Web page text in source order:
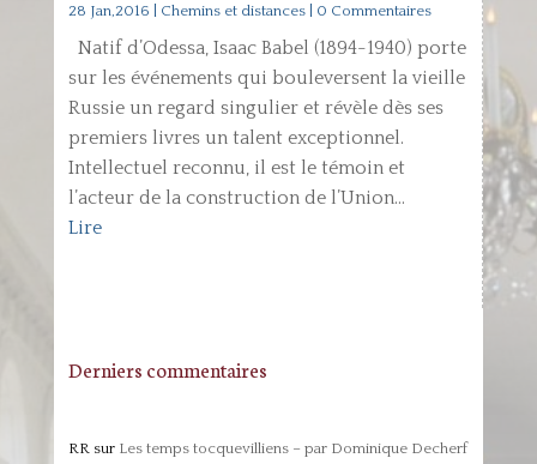
28 Jan,2016 Chemins et distances| 0 Commentaires
Natif d’Odessa, Isaac Babel (1894-1940) porte
sur les événements qui bouleversent la vieille
Russie un regard singulier et révèle dès ses
premiers livres un talent exceptionnel.
Intellectuel reconnu, il est le témoin et
l’acteur de la construction de l’Union...
Lire
Derniers commentaires
RRsur Les temps tocquevilliens – par Dominique Decherf